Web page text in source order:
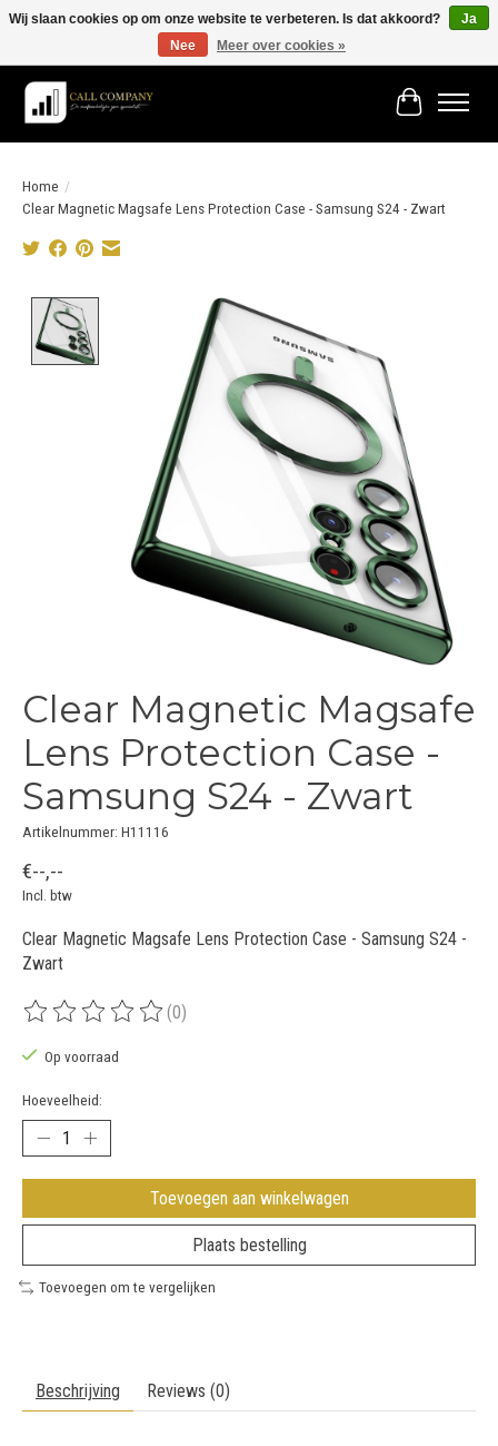
Vóór 19:00 besteld morgen in huis!
Winkelwagen
Home /
Clear Magnetic Magsafe Lens Protection Case - Samsung S24 - Zwart
Product image slideshow Items
Clear Magnetic Magsafe
Lens Protection Case -
Samsung S24 - Zwart
Artikelnummer: H11116
€--,--
Incl. btw
Clear Magnetic Magsafe Lens Protection Case - Samsung S24 -
Zwart
De beoordeling van dit product is
(0)
Op voorraad
Hoeveelheid:
Toevoegen aan winkelwagen
Plaats bestelling
Toevoegen om te vergelijken
Beschrijving Reviews (0)
Wij slaan cookies op om onze website te verbeteren. Is dat akkoord?
Ja
Nee
Meer over cookies »